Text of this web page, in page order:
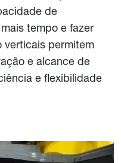
de
tempo e fazer
verticais permitem
e alcance de
e flexibilidade